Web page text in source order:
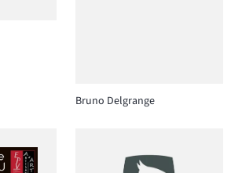
Bruno Delgrange